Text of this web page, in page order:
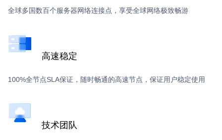
全球多国数百个服务器网络连接点，享受全球网络极致畅游
高速稳定
100%全节点SLA保证，随时畅通的高速节点，保证用户稳定使用
技术团队